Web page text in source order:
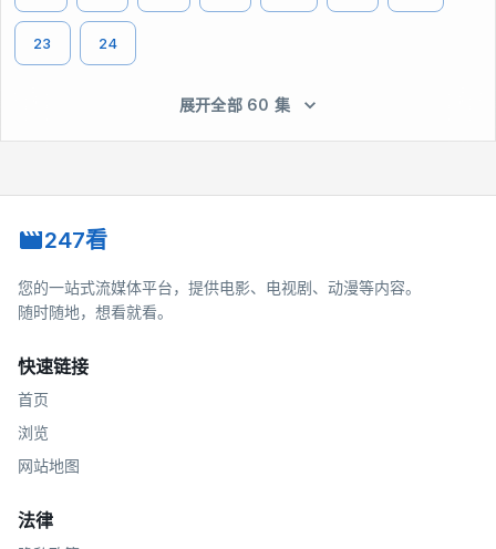
23 24
展开全部 60 集
247看
您的一站式流媒体平台，提供电影、电视剧、动漫等内容。
随时随地，想看就看。
快速链接
首页
浏览
网站地图
法律